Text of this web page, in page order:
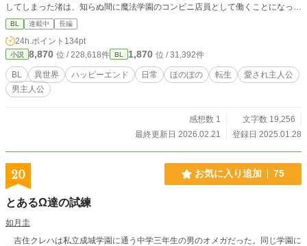
してしまった渚は、知らぬ間に魔法学園のコンビニ店員として働くことになって
しまい･･･ フリーター男子は今日もイケメンたちに甘やかされ、異世界でもバイ
ト三昧の日々です！
BL 連載中 長編
24h.ポイント 134pt
小説 8,870 位 / 228,618件 BL 1,870 位 / 31,392件
BL 異世界 ハッピーエンド 日常 ほのぼの 転生
愛され主人公
男主人公
感想数 1
文字数 19,256
最終更新日 2026.02.21
登録日 2025.01.28
20 お気に入り追加 75
とあるΩ達の試練
如月圭
吉住クレハは私立成城学園に通う中学三年生の男のオメガだった。同じ学園に